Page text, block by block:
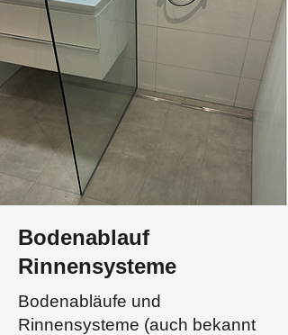
Bodenablauf
Rinnensysteme
Bodenabläufe und
Rinnensysteme (auch bekannt